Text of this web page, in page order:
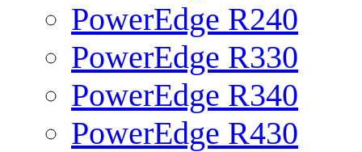
PowerEdge R240
PowerEdge R330
PowerEdge R340
PowerEdge R430